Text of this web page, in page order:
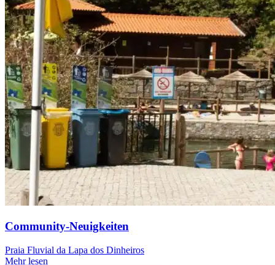
Community-Neuigkeiten
Praia Fluvial da Lapa dos Dinheiros
Mehr lesen